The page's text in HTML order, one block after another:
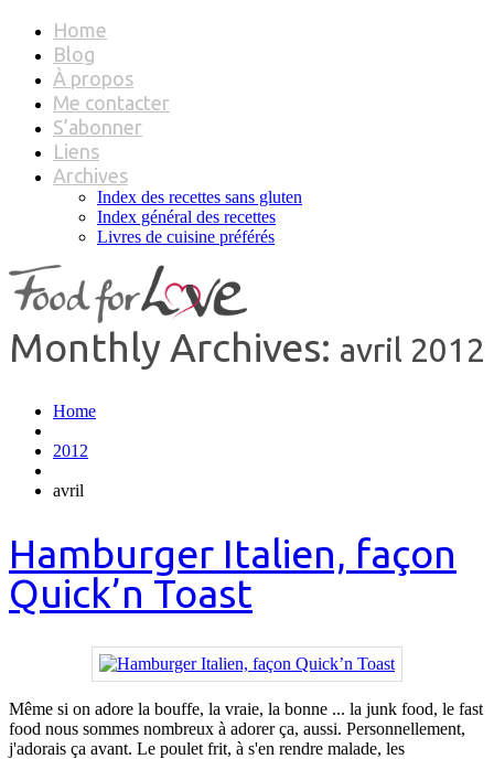
Home
Blog
À propos
Me contacter
S’abonner
Liens
Archives
Index des recettes sans gluten
Index général des recettes
Livres de cuisine préférés
Monthly Archives: avril 2012
Home
2012
avril
Hamburger Italien, façon
Quick’n Toast
Même si on adore la bouffe, la vraie, la bonne ... la junk food, le fast
food nous sommes nombreux à adorer ça, aussi. Personnellement,
j'adorais ça avant. Le poulet frit, à s'en rendre malade, les